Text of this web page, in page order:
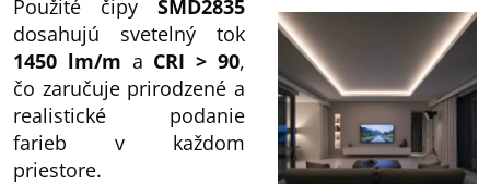
Použité čipy SMD2835
dosahujú svetelný tok
1450 lm/m a CRI > 90,
čo zaručuje prirodzené a
realistické podanie
farieb v každom
priestore.